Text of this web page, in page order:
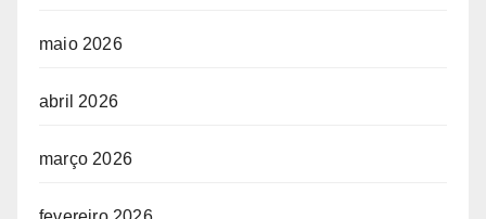
maio 2026
abril 2026
março 2026